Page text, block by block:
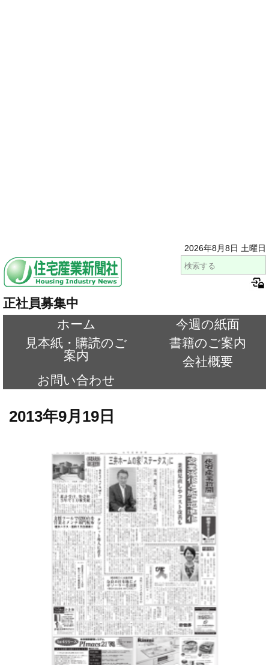
2026年8月8日 土曜日
正社員募集中
ホーム
今週の紙面
見本紙・購読のご
案内
書籍のご案内
会社概要
お問い合わせ
2013年9月19日